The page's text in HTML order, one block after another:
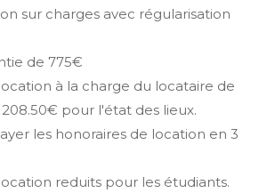
sur charges avec régularisation
de 775€
à la charge du locataire de
pour l'état des lieux.
les honoraires de location en 3
reduits pour les étudiants.